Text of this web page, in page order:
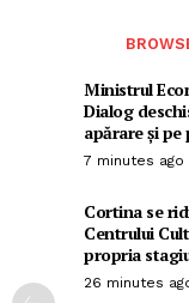
Ministrul
Dialog
apărare și
7 minutes ago
Cortina se
Centrului
propria
26 minutes